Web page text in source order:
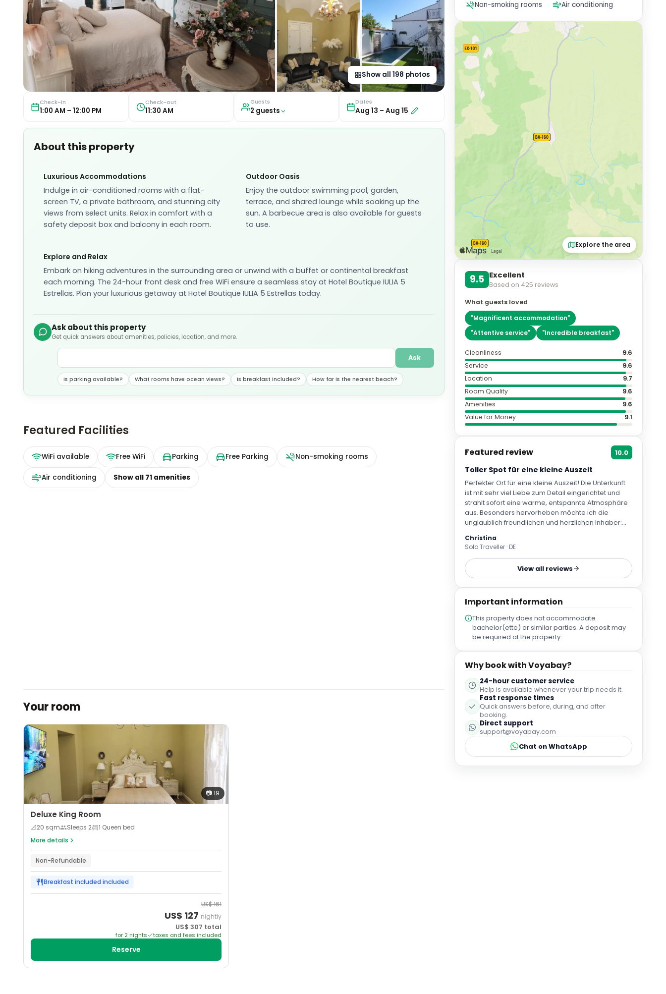
Show all 198 photos
Check-in
1:00 AM – 12:00 PM
Check-out
11:30 AM
Guests
2 guests
Dates
Aug 13 –Aug 15
About this property
Luxurious Accommodations
Indulge in air-conditioned rooms with a flat-
screen TV, a private bathroom, and stunning city
views from select units. Relax in comfort with a
safety deposit box and balcony in each room.
Outdoor Oasis
Enjoy the outdoor swimming pool, garden,
terrace, and shared lounge while soaking up the
sun. A barbecue area is also available for guests
to use.
Explore and Relax
Embark on hiking adventures in the surrounding area or unwind with a buffet or continental breakfast
each morning. The 24-hour front desk and free WiFi ensure a seamless stay at Hotel Boutique IULIA 5
Estrellas. Plan your luxurious getaway at Hotel Boutique IULIA 5 Estrellas today.
Ask about this property
Get quick answers about amenities, policies, location, and more.
Ask
Is parking available? What rooms have ocean views? Is breakfast included? How far is the nearest beach?
Featured Facilities
WiFi available Free WiFi Parking Free Parking Non-smoking rooms
Air conditioning Show all 71 amenities
Your room
📷19
Deluxe King Room
📐20 sqm Sleeps 2
1 Queen bed
More details
Non-Refundable
Breakfast included included
US$161
US$ 127 nightly
US$ 307 total
for 2 nights taxes and fees included
Reserve
Non-smoking rooms
Air conditioning
Explore the area
9.5 Excellent
Based on 425 reviews
What guests loved
"Magnificent accommodation"
"Attentive service" "Incredible breakfast"
Cleanliness
9.6
Service
9.6
Location
9.7
Room Quality
9.6
Amenities
9.6
Value for Money
9.1
Featured review 10.0
Toller Spot für eine kleine Auszeit
Perfekter Ort für eine kleine Auszeit! Die Unterkunft
ist mit sehr viel Liebe zum Detail eingerichtet und
strahlt sofort eine warme, entspannte Atmosphäre
aus. Besonders hervorheben möchte ich die
unglaublich freundlichen und herzlichen Inhaber:
brauchte, haben einem aber gleichzeitig auch
genug Raum und Rückzugsmöglichkeiten gegeben,
wenn man einfach nur entspannen wollte. Mein
persönliches Highlight war der wunderschöne Patio
beheizt, sodass ich sogar mehrfach baden konnte
auch das Zimmer waren zudem sehr sauber und
gepflegt. Auch das Frühstück hat mir sehr gut
gefallen. Besonders geschätzt habe ich die
Flexibilität: Es gab keine feste Uhrzeit oder ein
vorgeschriebenes Zeitfenster für das Frühstück,
was den Aufenthalt noch entspannter gemacht hat.
Außerdem durfte man die wunderschön
eingerichtete Gemeinschaftsküche nutzen, in der
wirklich nichts gefehlt hat. Insgesamt ein
wunderbarer Ort zum Abschalten und Wohlfühlen –
ich würde jederzeit wiederkommen.
Christina
Solo Traveller · DE
View all reviews
Important information
This property does not accommodate
bachelor(ette) or similar parties. A deposit may
be required at the property.
Why book with Voyabay?
24-hour customer service
Help is available whenever your trip needs it.
Fast response times
Quick answers before, during, and after
booking.
Direct support
support@voyabay.com
Chat on WhatsApp